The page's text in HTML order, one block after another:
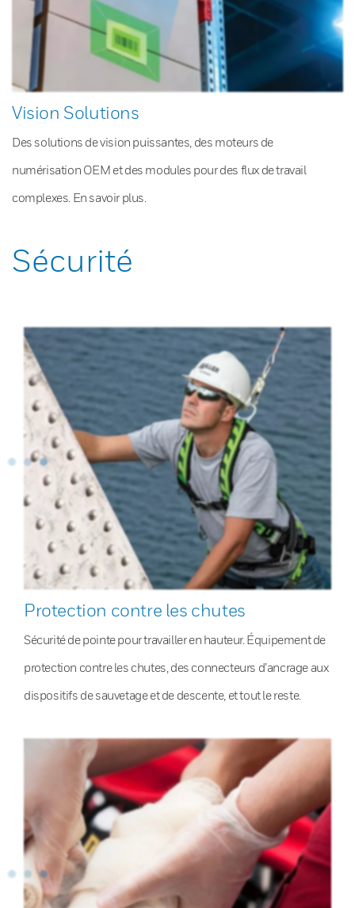
Vision Solutions
Des solutions de vision puissantes, des moteurs de
numérisation OEM et des modules pour des flux de travail
complexes. En savoir plus.
Sécurité
Protection contre les chutes
Sécurité de pointe pour travailler en hauteur. Équipement de
protection contre les chutes, des connecteurs d’ancrage aux
dispositifs de sauvetage et de descente, et tout le reste.